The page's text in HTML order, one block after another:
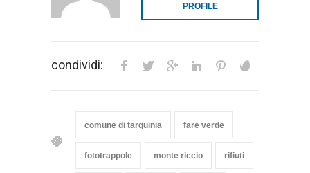
PROFILE
condividi:
comune di tarquinia fare verde
fototrappole monte riccio rifiuti